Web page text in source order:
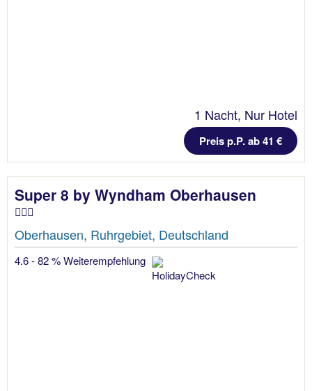
1 Nacht, Nur Hotel
Preis p.P. ab 41 €
Super 8 by Wyndham Oberhausen
Oberhausen, Ruhrgebiet, Deutschland
4.6 - 82 % Weiterempfehlung